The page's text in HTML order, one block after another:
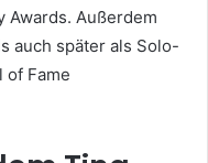
Awards. Außerdem
auch später als Solo-
of Fame